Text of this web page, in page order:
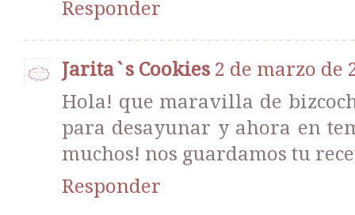
Responder
Jarita`s Cookies 2 de marzo de
Hola! que maravilla de
para desayunar y ahora en
muchos! nos guardamos tu
Responder